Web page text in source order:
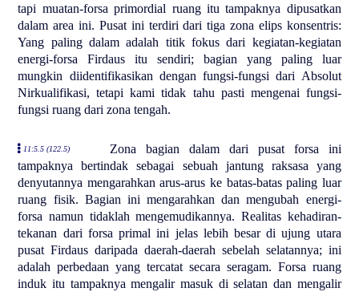
tapi muatan-forsa primordial ruang itu tampaknya dipusatkan
dalam area ini. Pusat ini terdiri dari tiga zona elips konsentris:
Yang paling dalam adalah titik fokus dari kegiatan-kegiatan
energi-forsa Firdaus itu sendiri; bagian yang paling luar
mungkin diidentifikasikan dengan fungsi-fungsi dari Absolut
Nirkualifikasi, tetapi kami tidak tahu pasti mengenai fungsi-
fungsi ruang dari zona tengah.
11:5.5 (122.5)
Zona bagian dalam dari pusat forsa ini
tampaknya bertindak sebagai sebuah jantung raksasa yang
denyutannya mengarahkan arus-arus ke batas-batas paling luar
ruang fisik. Bagian ini mengarahkan dan mengubah energi-
forsa namun tidaklah mengemudikannya. Realitas kehadiran-
tekanan dari forsa primal ini jelas lebih besar di ujung utara
pusat Firdaus daripada daerah-daerah sebelah selatannya; ini
adalah perbedaan yang tercatat secara seragam. Forsa ruang
induk itu tampaknya mengalir masuk di selatan dan mengalir